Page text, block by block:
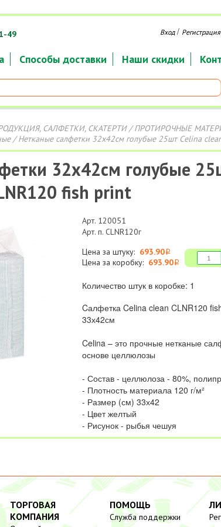
Способы доставки Наши скидки
Вход/ Регистрация
49
САЛФЕТКИ, СКАТЕРТИ/ПРОТИРОЧНЫЕ
/ Нетканые салфетки 32х42см голубые 25шт Celina
32х42см голубые
fish print
Арт. 120051
Арт. п. CLNR120г
Цена за штуку: 693.90i
Цена за коробку: 693.90i
Количество штук в коробке: 1
Cалфетка Celina clean CLNR120
33х42см
Celina – это прочные нетканые
основе целлюлозы
- Состав - целлюлоза - 80%,
- Плотность материала 120 г/м²
- Размер (см) 33х42
- Цвет желтый
- Рисунок - рыбья чешуя
ТОРГОВАЯ
КОМПАНИЯ
ПОМОЩЬ
Служба поддержки